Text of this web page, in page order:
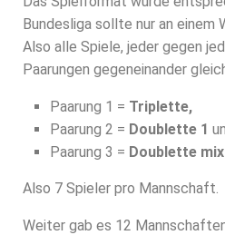
Bundesliga sollte nur an einem
Also alle Spiele, jeder gegen
Paarungen gegeneinander
Paarung 1 = Triplette,
Paarung 2 = Doublette 1
Paarung 3 = Doublette
Also 7 Spieler pro Mannschaft.
Weiter gab es 12